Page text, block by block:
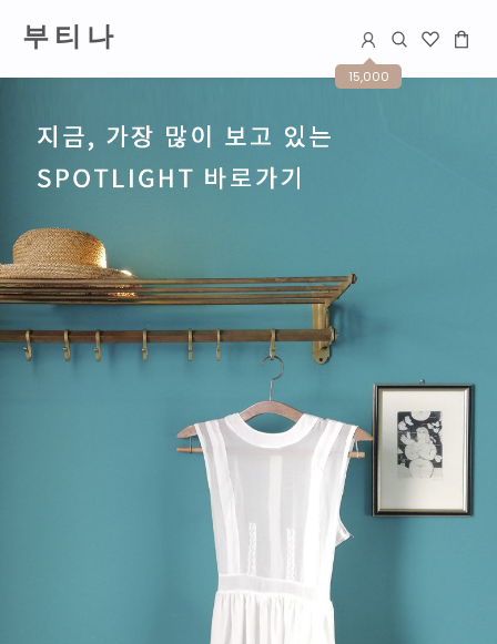
부 티 나
15,000